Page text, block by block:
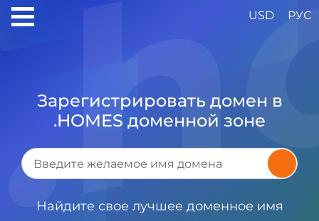
USD РУС
Зарегистрировать домен в
.HOMES доменной зоне
Найдите свое лучшее доменное имя